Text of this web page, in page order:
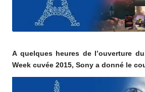
A quelques heures de l’ouverture
Week cuvée 2015, Sony a donné le